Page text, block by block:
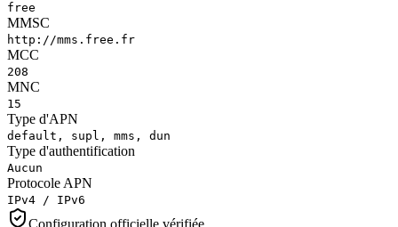
free
MMSC
http://mms.free.fr
MCC
208
MNC
15
Type d'APN
default, supl, mms, dun
Type d'authentification
Aucun
Protocole APN
IPv4 / IPv6